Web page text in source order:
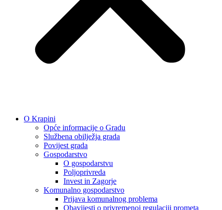
O Krapini
Opće informacije o Gradu
Službena obilježja grada
Povijest grada
Gospodarstvo
O gospodarstvu
Poljoprivreda
Invest in Zagorje
Komunalno gospodarstvo
Prijava komunalnog problema
Obavijesti o privremenoj regulaciji prometa